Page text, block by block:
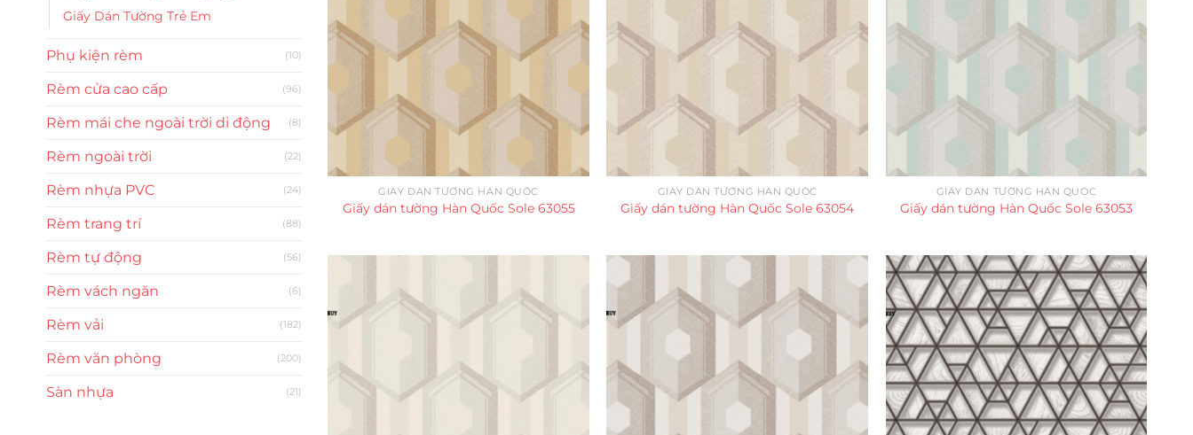
Giấy Dán Tường Trẻ Em
Phụ kiện rèm (10)
Rèm cửa cao cấp (96)
Rèm mái che ngoài trời di động (8)
Rèm ngoài trời (22)
Rèm nhựa PVC (24)
Rèm trang trí (88)
Rèm tự động (56)
Rèm vách ngăn (6)
Rèm vải (182)
Rèm văn phòng (200)
Sàn nhựa (21)
GIẤY DÁN TƯỜNG HÀN QUỐC
Giấy dán tường Hàn Quốc Sole 63055
GIẤY DÁN TƯỜNG HÀN QUỐC
Giấy dán tường Hàn Quốc Sole 63054
GIẤY DÁN TƯỜNG HÀN QUỐC
Giấy dán tường Hàn Quốc Sole 63053